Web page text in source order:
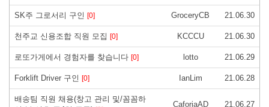
SK주 그로서리 구인 [0] GroceryCB 21.06.30
천주교 신용조합 직원 모집 [0] KCCCU 21.06.30
로또가게에서 경험자를 찾습니다 [0] lotto 21.06.29
Forklift Driver 구인 [0] IanLim 21.06.28
배송팀 직원 채용(창고 관리 및/꼼꼼하
CaforiaAD 21.06.27